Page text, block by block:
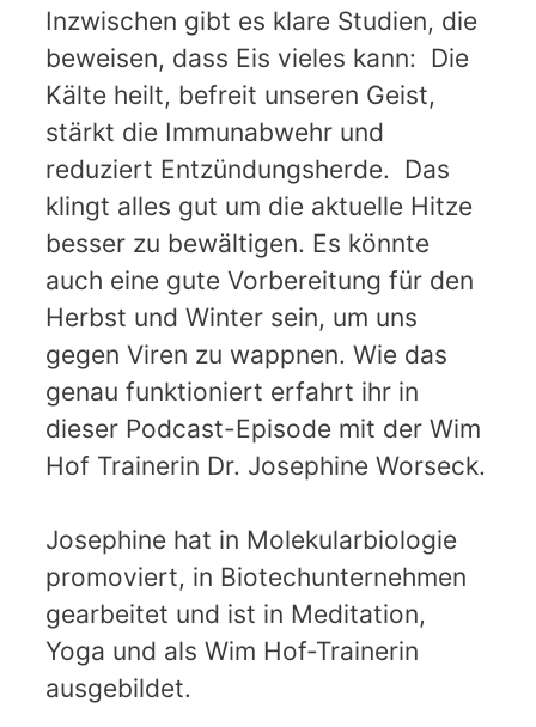
Inzwischen gibt es klare Studien, die
beweisen, dass Eis vieles kann: Die
Kälte heilt, befreit unseren Geist,
stärkt die Immunabwehr und
reduziert Entzündungsherde. Das
klingt alles gut um die aktuelle Hitze
besser zu bewältigen. Es könnte
auch eine gute Vorbereitung für den
Herbst und Winter sein, um uns
gegen Viren zu wappnen. Wie das
genau funktioniert erfahrt ihr in
dieser Podcast-Episode mit der Wim
Hof Trainerin Dr. Josephine Worseck.
Josephine hat in Molekularbiologie
promoviert, in Biotechunternehmen
gearbeitet und ist in Meditation,
Yoga und als Wim Hof-Trainerin
ausgebildet.